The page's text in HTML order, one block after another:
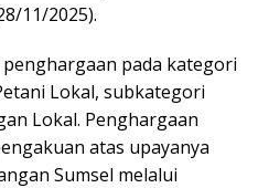
11/2025).
pada kategori
Lokal, subkategori
Lokal. Penghargaan
atas upayanya
Sumsel melalui